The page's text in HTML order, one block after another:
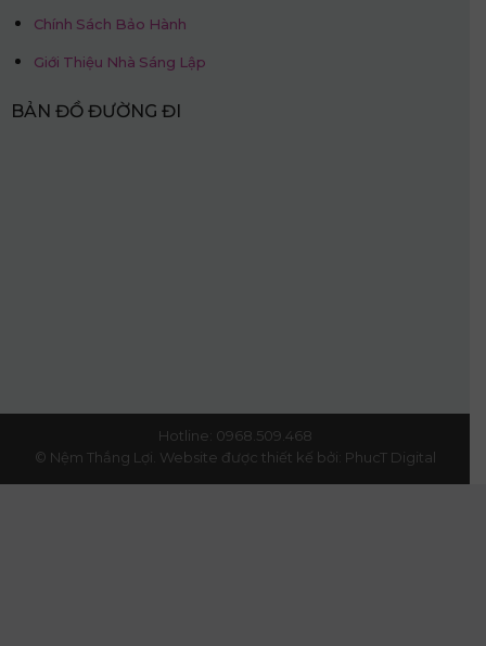
Chính Sách Bảo Hành
Giới Thiệu Nhà Sáng Lập
BẢN ĐỒ ĐƯỜNG ĐI
Hotline: 0968.509.468
© Nệm Thắng Lợi. Website được thiết kế bởi: PhucT Digital